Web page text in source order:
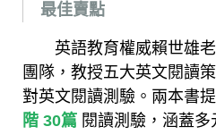
最佳賣點
英語教育權威賴世雄老
團隊，教授五大英文閱讀
對英文閱讀測驗。兩本書
階 30篇 閱讀測驗，涵蓋